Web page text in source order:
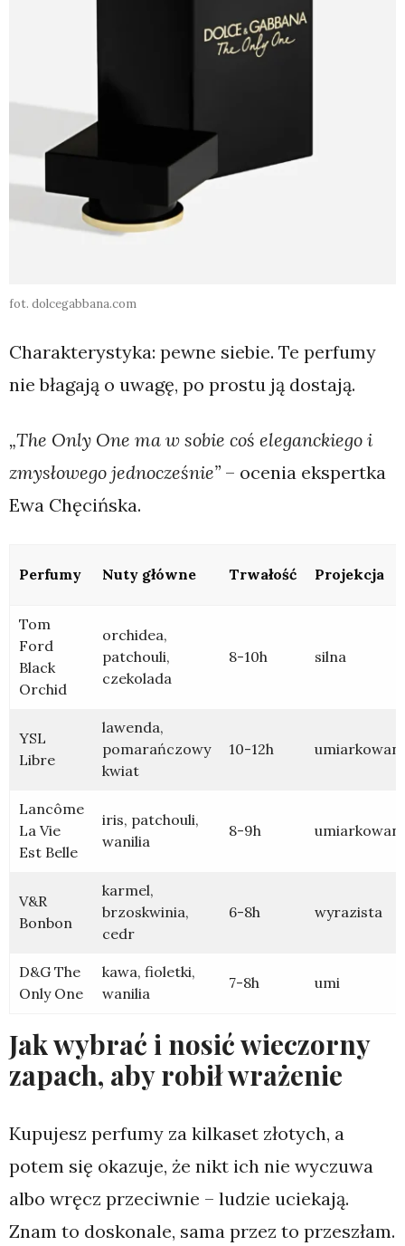
fot. dolcegabbana.com
Charakterystyka: pewne siebie. Te perfumy
nie błagają o uwagę, po prostu ją dostają.
„The Only One ma w sobie coś eleganckiego i
zmysłowego jednocześnie” – ocenia ekspertka
Ewa Chęcińska.
Perfumy Nuty główne Trwałość Projekcja
Tom
Ford
Black
Orchid
orchidea,
patchouli,
czekolada
8-10h silna
YSL
Libre
lawenda,
pomarańczowy
kwiat
10-12h
Lancôme
La Vie
Est Belle
iris, patchouli,
wanilia
8-9h
V&R
Bonbon
karmel,
brzoskwinia,
cedr
6-8h wyrazista
D&G The
Only One
kawa, fioletki,
wanilia
7-8h umi
Jak wybrać i nosić wieczorny
zapach, aby robił wrażenie
Kupujesz perfumy za kilkaset złotych, a
potem się okazuje, że nikt ich nie wyczuwa
albo wręcz przeciwnie – ludzie uciekają.
Znam to doskonale, sama przez to przeszłam.